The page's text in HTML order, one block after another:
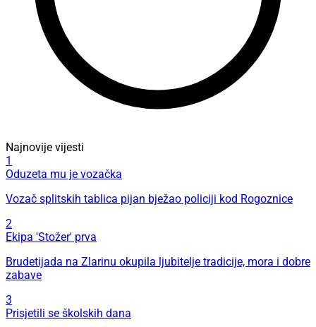
Najnovije vijesti
1
Oduzeta mu je vozačka
Vozač splitskih tablica pijan bježao policiji kod Rogoznice
2
Ekipa 'Stožer' prva
Brudetijada na Zlarinu okupila ljubitelje tradicije, mora i dobre
zabave
3
Prisjetili se školskih dana